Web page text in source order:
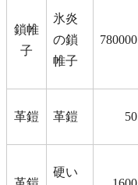
鎖帷
子
氷炎
の鎖
帷子
780000
革鎧 革鎧 50
硬い